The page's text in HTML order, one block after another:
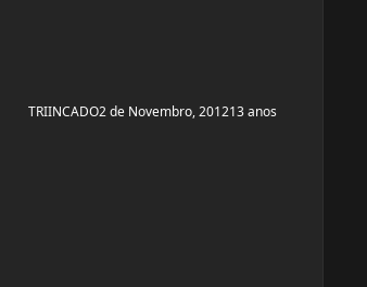
TRIINCADO2 de Novembro, 201213 anos